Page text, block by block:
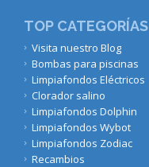
TOP CATEGORÍAS
Visita nuestro Blog
Bombas para piscinas
Limpiafondos Eléctricos
Clorador salino
Limpiafondos Dolphin
Limpiafondos Wybot
Limpiafondos Zodiac
Recambios